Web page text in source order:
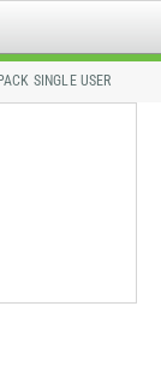
SINGLE USER